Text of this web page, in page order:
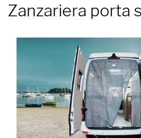
Zanzariera porta